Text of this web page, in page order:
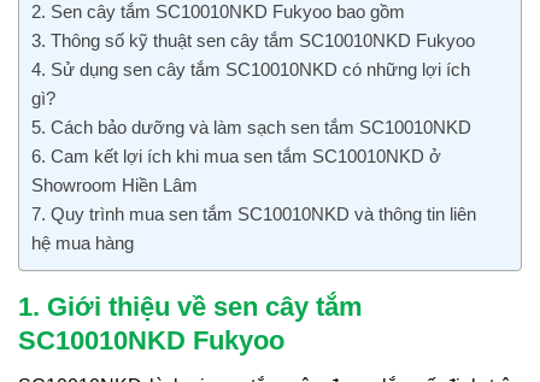
2. Sen cây tắm SC10010NKD Fukyoo bao gồm
3. Thông số kỹ thuật sen cây tắm SC10010NKD Fukyoo
4. Sử dụng sen cây tắm SC10010NKD có những lợi ích
gì?
5. Cách bảo dưỡng và làm sạch sen tắm SC10010NKD
6. Cam kết lợi ích khi mua sen tắm SC10010NKD ở
Showroom Hiền Lâm
7. Quy trình mua sen tắm SC10010NKD và thông tin liên
hệ mua hàng
1. Giới thiệu về sen cây tắm
SC10010NKD Fukyoo